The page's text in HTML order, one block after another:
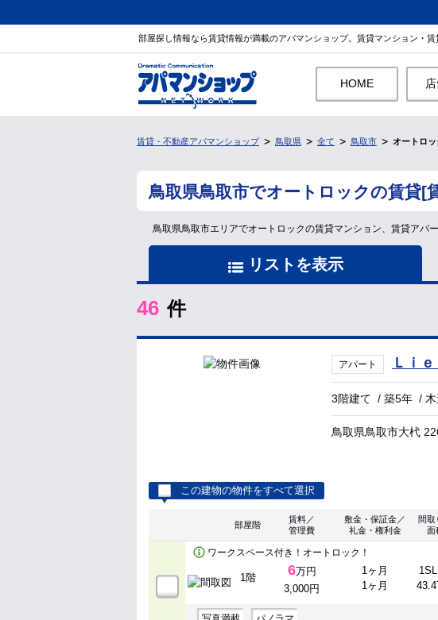
部屋探し情報なら賃貸情報が満載のアパマンショップ。賃貸マンション・賃
HOME
賃貸・不動産アパマンショップ 鳥取県 全て 鳥取市 オートロッ
鳥取県鳥取市でオートロックの賃貸[
鳥取県鳥取市エリアでオートロックの賃貸マンション、賃貸アパ
リストを表示
46 件
アパート Ｌｉ
3階建て /築5年 /
鳥取県鳥取市大杙
この建物の物件をすべて選択
部屋階
賃料／
管理費
敷金・保証金／
礼金・権利金
間取
面
ワークスペース付き！オートロック！
1階 6万円
3,000円
1ヶ月
1ヶ月